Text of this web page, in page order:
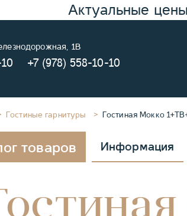
Актуальные
1В
+7 (978) 558-10-10
Гостиные гарнитуры Гостиная Мокко
товаров Информация